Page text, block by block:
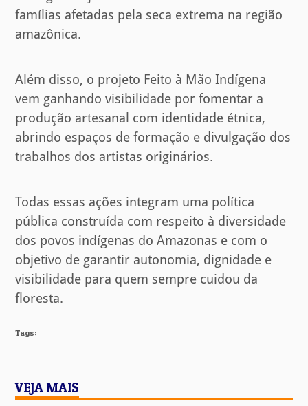
famílias afetadas pela seca extrema na região
amazônica.
Além disso, o projeto Feito à Mão Indígena
vem ganhando visibilidade por fomentar a
produção artesanal com identidade étnica,
abrindo espaços de formação e divulgação dos
trabalhos dos artistas originários.
Todas essas ações integram uma política
pública construída com respeito à diversidade
dos povos indígenas do Amazonas e com o
objetivo de garantir autonomia, dignidade e
visibilidade para quem sempre cuidou da
floresta.
Tags:
VEJA MAIS